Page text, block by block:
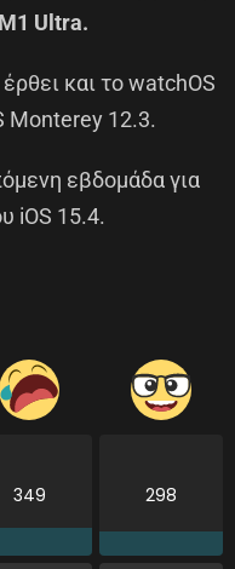
Ultra.
και το watchOS
Monterey 12.3.
εβδομάδα για
iOS 15.4.
349 298